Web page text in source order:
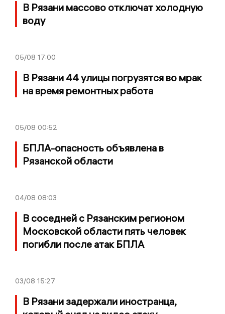
В Рязани массово отключат холодную
воду
05/08 17:00
В Рязани 44 улицы погрузятся во мрак
на время ремонтных работа
05/08 00:52
БПЛА-опасность объявлена в
Рязанской области
04/08 08:03
В соседней с Рязанским регионом
Московской области пять человек
погибли после атак БПЛА
03/08 15:27
В Рязани задержали иностранца,